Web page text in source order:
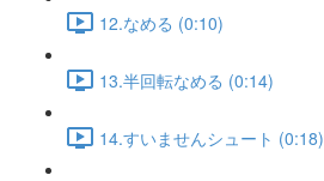
12.なめる (0:10)
13.半回転なめる (0:14)
14.すいませんシュート (0:18)